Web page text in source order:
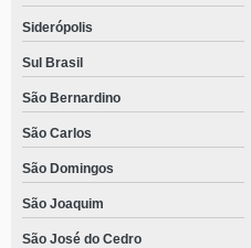
Siderópolis
Sul Brasil
São Bernardino
São Carlos
São Domingos
São Joaquim
São José do Cedro